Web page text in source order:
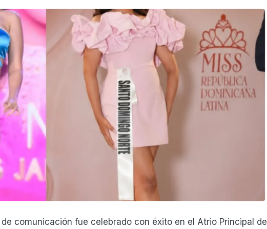
comunicación fue celebrado con éxito en el Atrio Principal de